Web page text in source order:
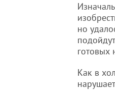
но
готовых
Как в